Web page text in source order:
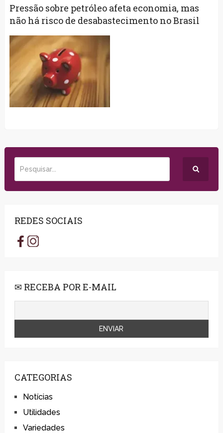
Pressão sobre petróleo afeta economia, mas
não há risco de desabastecimento no Brasil
REDES SOCIAIS
✉ RECEBA POR E-MAIL
CATEGORIAS
Notícias
Utilidades
Variedades